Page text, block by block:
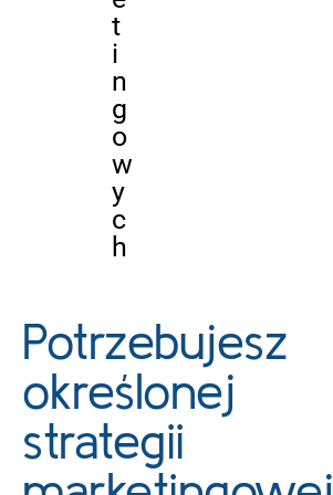
t
i
n
g
o
w
y
c
h
Potrzebujesz
określonej
strategii